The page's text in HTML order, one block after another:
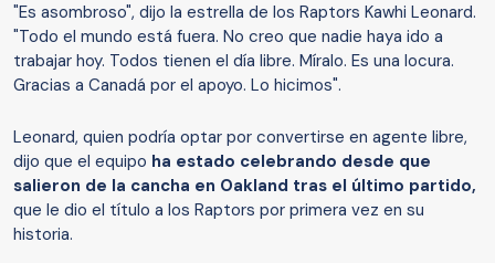
"Es asombroso", dijo la estrella de los Raptors Kawhi Leonard.
"Todo el mundo está fuera. No creo que nadie haya ido a
trabajar hoy. Todos tienen el día libre. Míralo. Es una locura.
Gracias a Canadá por el apoyo. Lo hicimos".
Leonard, quien podría optar por convertirse en agente libre,
dijo que el equipo ha estado celebrando desde que
salieron de la cancha en Oakland tras el último partido,
que le dio el título a los Raptors por primera vez en su
historia.